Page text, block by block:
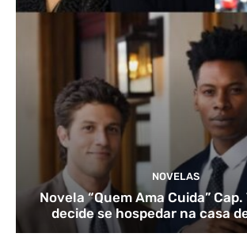
NOVELAS
Novela “Quem Ama Cuida”
decide se hospedar na casa